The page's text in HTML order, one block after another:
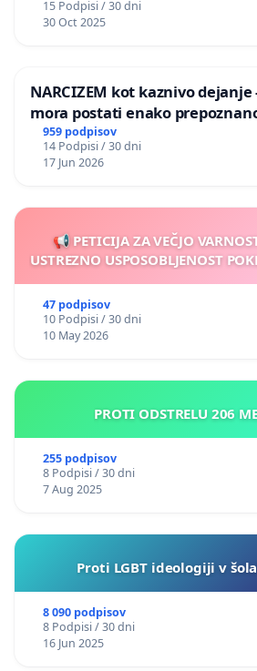
15 Podpisi / 30 dni
30 Oct 2025
NARCIZEM kot kaznivo
mora postati enako
nasilje
959 podpisov
14 Podpisi / 30 dni
17 Jun 2026
📢 PETICIJA ZA VEČJO
USTREZNO USPOSOBLJENOST
47 podpisov
10 Podpisi / 30 dni
10 May 2026
PROTI ODSTRELU 206
255 podpisov
8 Podpisi / 30 dni
7 Aug 2025
Proti LGBT ideologiji v
8 090 podpisov
8 Podpisi / 30 dni
16 Jun 2025